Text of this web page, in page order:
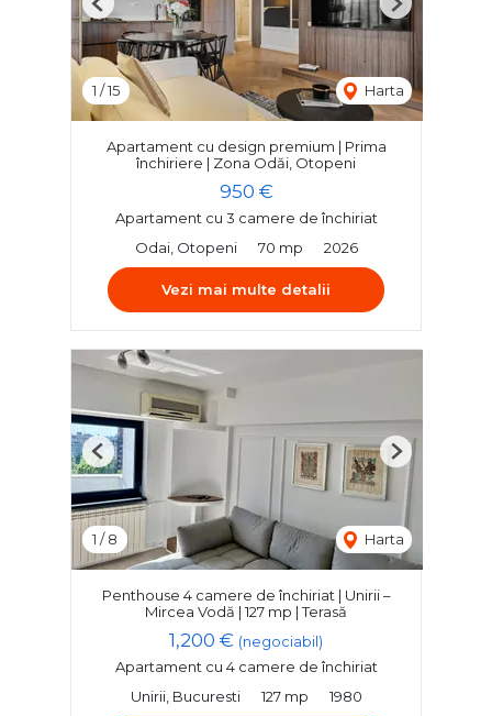
1 /15 Harta
Previous Next
Apartament cu design premium | Prima
închiriere | Zona Odăi, Otopeni
950 €
Apartament cu 3 camere de închiriat
Odai, Otopeni
70 mp 2026
Vezi mai multe detalii
1 /8 Harta
Previous Next
Penthouse 4 camere de închiriat | Unirii –
Mircea Vodă | 127 mp | Terasă
1,200 € (negociabil)
Apartament cu 4 camere de închiriat
Unirii, Bucuresti
127 mp 1980